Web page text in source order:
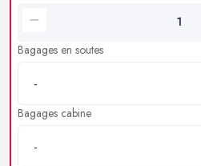
Bagages en soutes
Bagages cabine